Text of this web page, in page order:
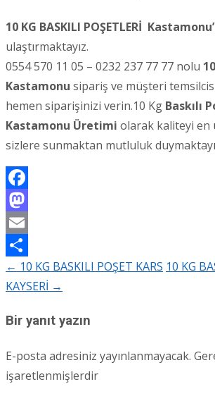
10 KG BASKILI POŞETLERİ
ulaştırmaktayız.
0554 570 11 05 – 0232 237 77 77 nolu
Kastamonu sipariş ve müşteri temsilcisi
hemen siparişinizi verin.10 Kg Baskılı
Kastamonu Üretimi olarak kaliteyi en
sizlere sunmaktan mutluluk
Facebook
Mastodon
Email
Share
Post
← 10 KG BASKILI POŞET KARS 10 KG
KAYSERİ →
Bir yanıt yazın
E-posta adresiniz yayınlanmayacak.
işaretlenmişlerdir